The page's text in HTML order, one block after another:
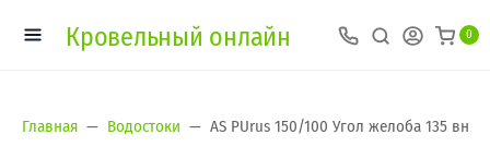
Кровельный онлайн 0
Главная Водостоки AS PUrus 150/100 Угол желоба 135